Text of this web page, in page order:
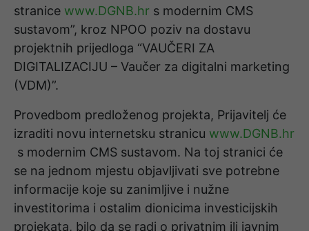
stranice www.DGNB.hr s modernim CMS
sustavom”, kroz NPOO poziv na dostavu
projektnih prijedloga “VAUČERI ZA
DIGITALIZACIJU – Vaučer za digitalni marketing
(VDM)”.
Provedbom predloženog projekta, Prijavitelj će
izraditi novu internetsku stranicu www.DGNB.hr
s modernim CMS sustavom. Na toj stranici će
se na jednom mjestu objavljivati sve potrebne
informacije koje su zanimljive i nužne
investitorima i ostalim dionicima investicijskih
projekata, bilo da se radi o privatnim ili javnim